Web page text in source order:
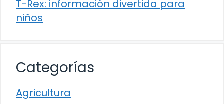
T-Rex: información divertida para
niños
Categorías
Agricultura